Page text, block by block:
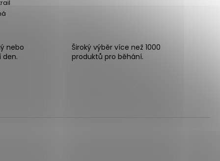
nebo
den.
Široký výběr více než 1000
produktů pro běhání.